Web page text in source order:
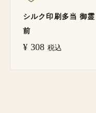
シルク印刷多当 御霊
前
¥ 308 税込